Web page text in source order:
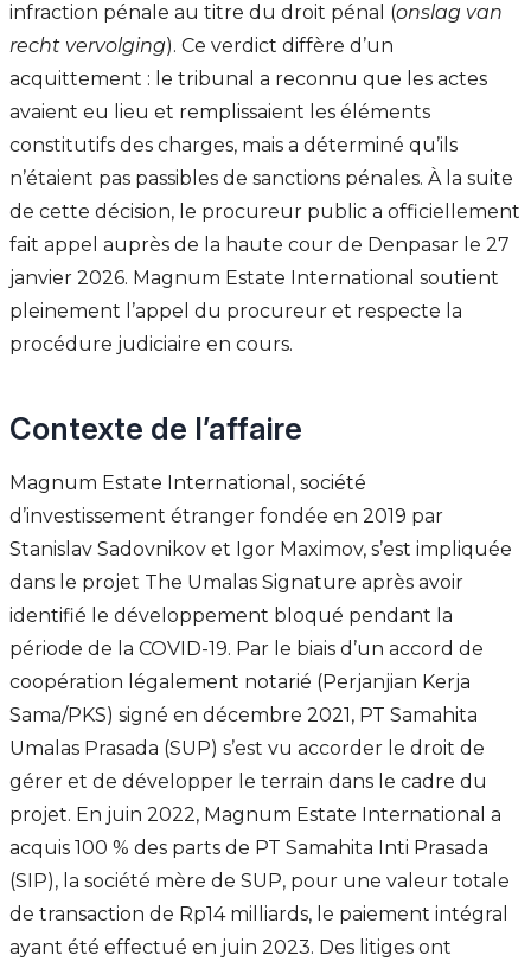
infraction pénale au titre du droit pénal (onslag van
recht vervolging). Ce verdict diffère d’un
acquittement : le tribunal a reconnu que les actes
avaient eu lieu et remplissaient les éléments
constitutifs des charges, mais a déterminé qu’ils
n’étaient pas passibles de sanctions pénales. À la suite
de cette décision, le procureur public a officiellement
fait appel auprès de la haute cour de Denpasar le 27
janvier 2026. Magnum Estate International soutient
pleinement l’appel du procureur et respecte la
procédure judiciaire en cours.
Contexte de l’affaire
Magnum Estate International, société
d’investissement étranger fondée en 2019 par
Stanislav Sadovnikov et Igor Maximov, s’est impliquée
dans le projet The Umalas Signature après avoir
identifié le développement bloqué pendant la
période de la COVID-19. Par le biais d’un accord de
coopération légalement notarié (Perjanjian Kerja
Sama/PKS) signé en décembre 2021, PT Samahita
Umalas Prasada (SUP) s’est vu accorder le droit de
gérer et de développer le terrain dans le cadre du
projet. En juin 2022, Magnum Estate International a
acquis 100 % des parts de PT Samahita Inti Prasada
(SIP), la société mère de SUP, pour une valeur totale
de transaction de Rp14 milliards, le paiement intégral
ayant été effectué en juin 2023. Des litiges ont